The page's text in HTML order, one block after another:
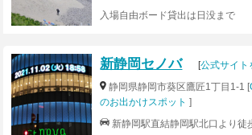
入場自由ボード貸出は日没まで
新静岡セノバ [公式サイト
静岡県静岡市葵区鷹匠1丁目1-1 [
のお出かけスポット ]
新静岡駅直結静岡駅北口より徒